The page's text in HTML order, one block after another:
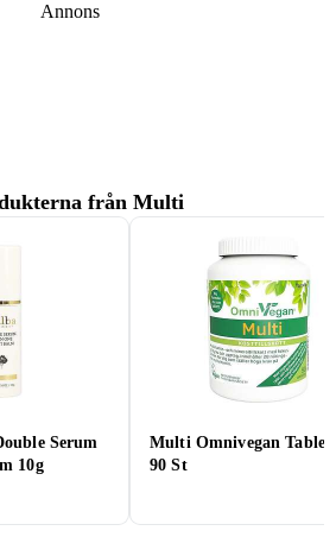
Annons
från Multi
Serum
10g
Multi Omnivegan
90 St